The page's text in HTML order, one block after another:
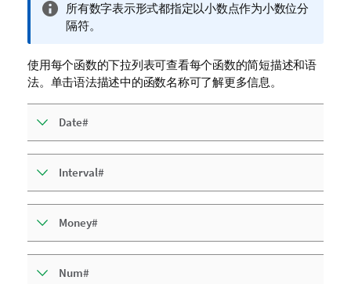
信
息
释
所有数字表示形式都指定以小数点作为小数位分
隔符。
使用每个函数的下拉列表可查看每个函数的简短描述和语
法。单击语法描述中的函数名称可了解更多信息。
Date#
Interval#
Money#
Num#